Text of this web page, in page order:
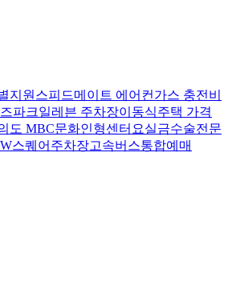
지원 스피드메이트 에어컨가스 충전비
파크일레븐 주차장이동식주택 가격
도 MBC문화인형센터 요실금수술전문
스퀘어주차장고속버스통합예매